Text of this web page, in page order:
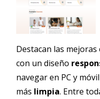
Destacan las
con un diseño
navegar en PC y
más limpia. Entre